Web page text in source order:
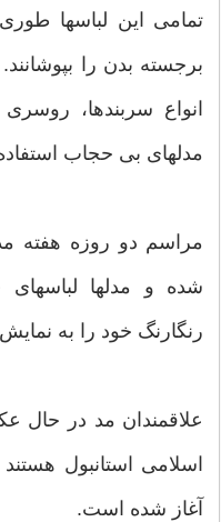
تمامی این لباسها
برجسته بدن را
انواع سربندها،
مدلهای بی حجاب
مراسم دو روزه هفته
شده و مدلها
رنگارنگ خود را به
علاقمندان مد در حال
آغاز شده است.